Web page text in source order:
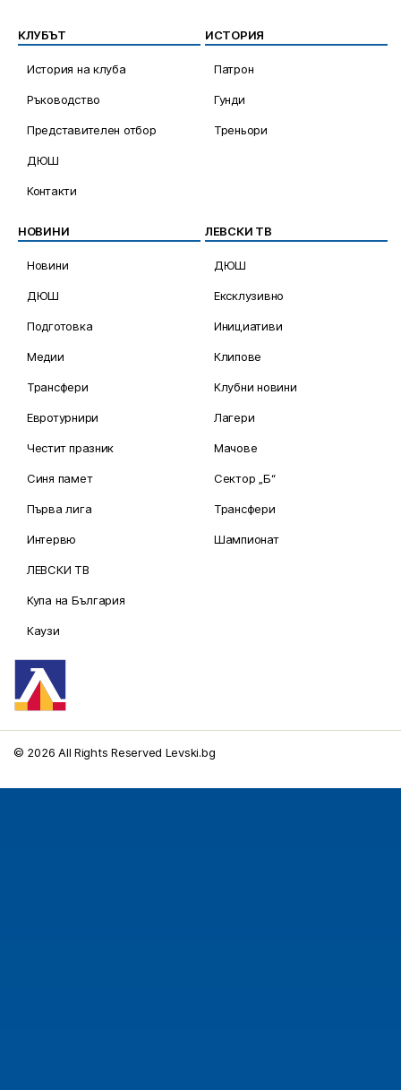
КЛУБЪТ
История на клуба
Ръководство
Представителен отбор
ДЮШ
Контакти
ИСТОРИЯ
Патрон
Гунди
Треньори
НОВИНИ
Новини
ДЮШ
Подготовка
Медии
Трансфери
Евротурнири
Честит празник
Синя памет
Първа лига
Интервю
ЛЕВСКИ ТВ
Купа на България
Каузи
ЛЕВСКИ ТВ
ДЮШ
Ексклузивно
Инициативи
Клипове
Клубни новини
Лагери
Мачове
Сектор „Б“
Трансфери
Шампионат
© 2026 All Rights Reserved Levski.bg